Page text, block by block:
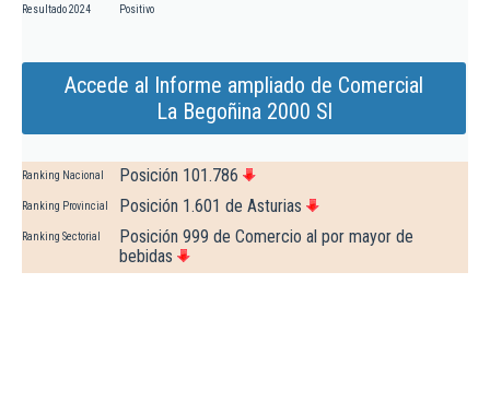
Resultado 2024 Positivo
Accede al Informe ampliado de Comercial
La Begoñina 2000 Sl
Ranking Nacional Posición 101.786
Ranking Provincial Posición 1.601 de Asturias
Ranking Sectorial
Posición 999 de Comercio al por mayor de
bebidas